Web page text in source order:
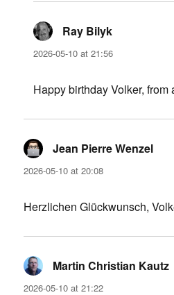
Ray Bilyk
2026-05-10 at 21:56
Happy birthday Volker, from
Jean Pierre Wenzel
2026-05-10 at 20:08
Herzlichen Glückwunsch,
Martin Christian Kautz
2026-05-10 at 21:22